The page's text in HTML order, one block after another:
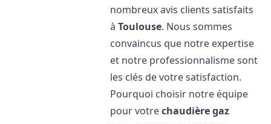
nombreux avis clients satisfaits
àToulouse. Nous sommes
convaincus que notre expertise
et notre professionnalisme sont
les clés de votre satisfaction.
Pourquoi choisir notre équipe
pour votrechaudière gaz